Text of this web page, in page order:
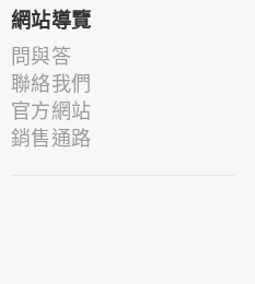
網站導覽
問與答
聯絡我們
官方網站
銷售通路